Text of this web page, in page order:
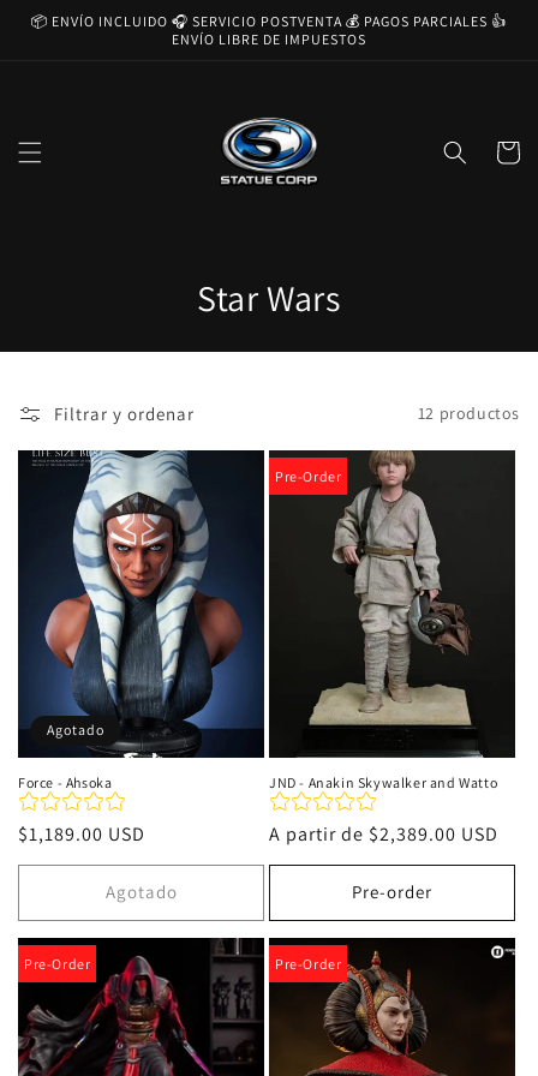
directamente
📦 ENVÍO INCLUIDO 🎧 SERVICIO POSTVENTA 💰 PAGOS PARCIALES 👍
ENVÍO LIBRE DE IMPUESTOS
Carrito
C
o
c
c
i
ó
n
:
Star Wars
Filtrar y ordenar 12 productos
Agotado
Force - Ahsoka
Precio
habitual
$1,189.00 USD
Agotado
Pre-Order
JND - Anakin Skywalker and Watto
Precio
habitual
A partir de $2,389.00 USD
Pre-order
Pre-Order Pre-Order